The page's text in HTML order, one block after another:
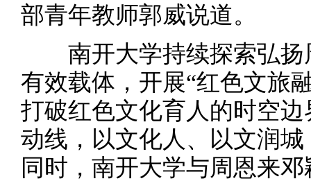
部青年教师郭威说道。
南开大学持续探索弘扬
有效载体，开展“红色文旅
打破红色文化育人的时空
动线，以文化人、以文润
同时，南开大学与周恩来